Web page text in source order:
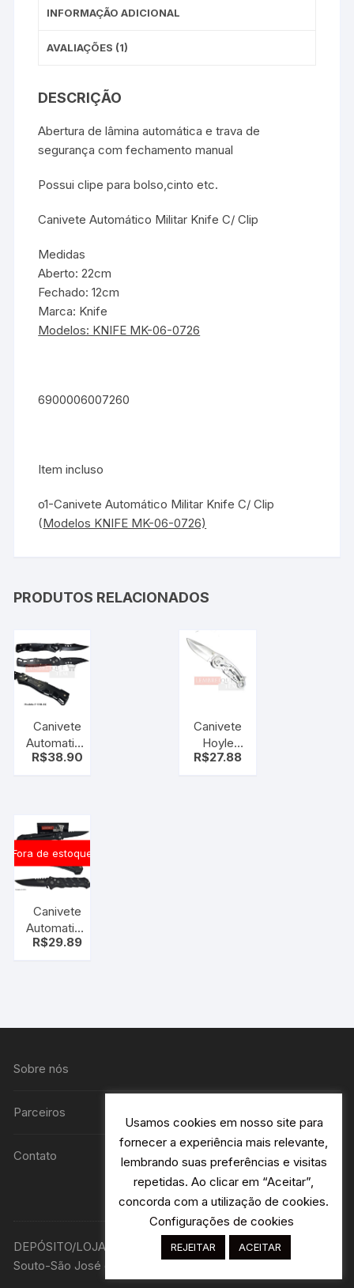
INFORMAÇÃO ADICIONAL
AVALIAÇÕES (1)
DESCRIÇÃO
Abertura de lâmina automática e trava de
segurança com fechamento manual
Possui clipe para bolso,cinto etc.
Canivete Automático Militar Knife C/ Clip
Medidas
Aberto: 22cm
Fechado: 12cm
Marca: Knife
Modelos: KNIFE MK-06-0726
6900006007260
Item incluso
o1-Canivete Automático Militar Knife C/ Clip
(Modelos KNIFE MK-06-0726)
PRODUTOS RELACIONADOS
Canivete
Automatico
Militar
R$38.90
Canivete
Hoyle
manual
R$27.88
Fora de estoque
Canivete
Automatico
Tatico
870)
R$29.89
Sobre nós
Parceiros
Contato
DEPÓSITO/LOJA R. Avião Bandeirantes 115 H2- Jardim
Souto-São José dos Campos - SP Designer:
Usamos cookies em nosso site para
fornecer a experiência mais relevante,
lembrando suas preferências e visitas
repetidas. Ao clicar em “Aceitar”,
concorda com a utilização de cookies.
Configurações de cookies
REJEITAR ACEITAR